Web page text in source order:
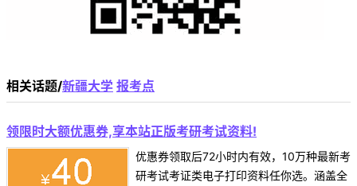
相关话题/新疆大学 报考点
领限时大额优惠券,享本站正版考研考试资料!
优惠券领取后72小时内有效，10万种最新考
研考试考证类电子打印资料任你选。涵盖全